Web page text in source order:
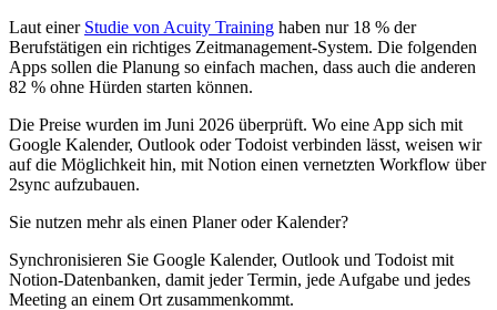
Laut einer Studie von Acuity Training haben nur 18 % der
Berufstätigen ein richtiges Zeitmanagement-System. Die folgenden
Apps sollen die Planung so einfach machen, dass auch die anderen
82 % ohne Hürden starten können.
Die Preise wurden im Juni 2026 überprüft. Wo eine App sich mit
Google Kalender, Outlook oder Todoist verbinden lässt, weisen wir
auf die Möglichkeit hin, mit Notion einen vernetzten Workflow über
2sync aufzubauen.
Sie nutzen mehr als einen Planer oder Kalender?
Synchronisieren Sie Google Kalender, Outlook und Todoist mit
Notion-Datenbanken, damit jeder Termin, jede Aufgabe und jedes
Meeting an einem Ort zusammenkommt.